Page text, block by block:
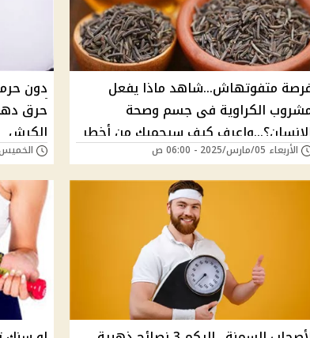
متفوتهاش...شاهد ماذا يفعل
الكراوية فى جسم وصحة
كيف سيحميك من أخطر
الأربعاء 05/مارس/2025 - 06:00 ص
دون
حرق
الكرش
الخميس 27/فبراير/2025 -